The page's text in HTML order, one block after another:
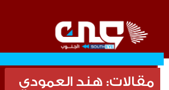
مقالات: هند العمودي